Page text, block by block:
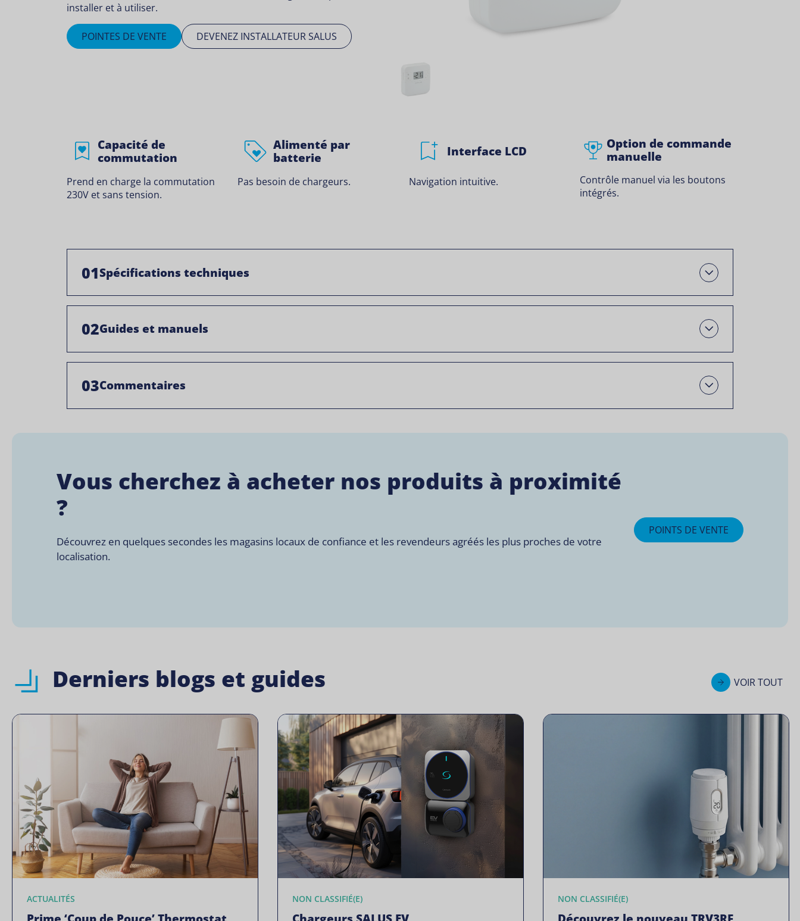
installer et à utiliser.
POINTES DE VENTE DEVENEZ INSTALLATEUR SALUS
Capacité de
commutation
Prend en charge la commutation
230V et sans tension.
Alimenté par
batterie
Pas besoin de chargeurs.
Interface LCD
Navigation intuitive.
Option de commande
manuelle
Contrôle manuel via les boutons
intégrés.
01Spécifications techniques Ouvrir
02Guides et manuels Open
03Commentaires Open
Vous cherchez à acheter nos produits à proximité
?
Découvrez en quelques secondes les magasins locaux de confiance et les revendeurs agréés les plus proches de votre
localisation.
POINTS DE VENTE
Derniers blogs et guides VOIR TOUT
ACTUALITÉS NON CLASSIFIÉ(E) NON CLASSIFIÉ(E)